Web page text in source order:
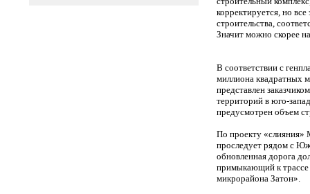
корректируется, но
строительства,
Значит можно скорее
В соответствии с
миллиона квадратных
представлен
территорий в юго-
предусмотрен объем
По проекту «слияния»
проследует рядом с
обновленная дорога
примыкающий к трассе
микрорайона Затон».